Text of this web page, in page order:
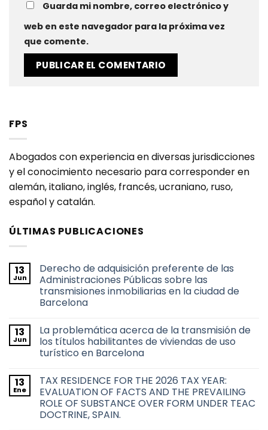
Guarda mi nombre, correo electrónico y
web en este navegador para la próxima vez
que comente.
FPS
Abogados con experiencia en diversas jurisdicciones
y el conocimiento necesario para corresponder en
alemán, italiano, inglés, francés, ucraniano, ruso,
español y catalán.
ÚLTIMAS PUBLICACIONES
13
Jun
Derecho de adquisición preferente de las
Administraciones Públicas sobre las
transmisiones inmobiliarias en la ciudad de
Barcelona
comentarios
en
Derecho
de
de
las
Administraciones
Públicas
sobre
las
13
Jun
La problemática acerca de la transmisión de
los títulos habilitantes de viviendas de uso
turístico en Barcelona
comentarios
en
La
problemática
acerca
de
13
Ene
TAX RESIDENCE FOR THE 2026 TAX YEAR:
EVALUATION OF FACTS AND THE PREVAILING
ROLE OF SUBSTANCE OVER FORM UNDER TEAC
DOCTRINE, SPAIN.